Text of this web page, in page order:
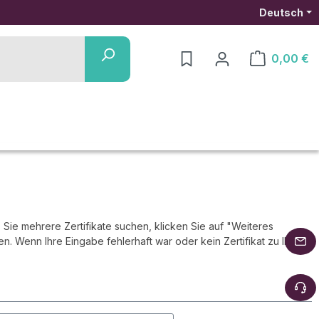
Deutsch
0,00 €
Warenkorb
mehrere Zertifikate suchen, klicken Sie auf "Weiteres
Wenn Ihre Eingabe fehlerhaft war oder kein Zertifikat zu Ihrer